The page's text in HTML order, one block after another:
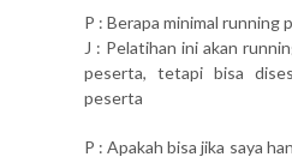
P : Berapa minimal running
J : Pelatihan ini akan
peserta, tetapi bisa
peserta
P : Apakah bisa jika saya